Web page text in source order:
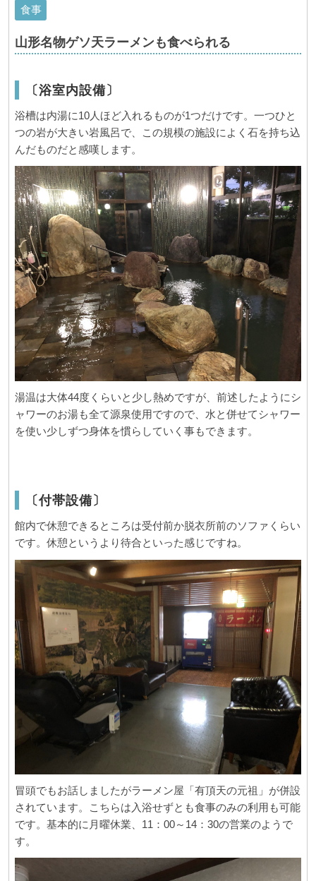
食事
山形名物ゲソ天ラーメンも食べられる
〔浴室内設備〕
浴槽は内湯に10人ほど入れるものが1つだけです。一つひと
つの岩が大きい岩風呂で、この規模の施設によく石を持ち込
んだものだと感嘆します。
湯温は大体44度くらいと少し熱めですが、前述したようにシ
ャワーのお湯も全て源泉使用ですので、水と併せてシャワー
を使い少しずつ身体を慣らしていく事もできます。
〔付帯設備〕
館内で休憩できるところは受付前か脱衣所前のソファくらい
です。休憩というより待合といった感じですね。
冒頭でもお話しましたがラーメン屋「有頂天の元祖」が併設
されています。こちらは入浴せずとも食事のみの利用も可能
です。基本的に月曜休業、11：00～14：30の営業のようで
す。